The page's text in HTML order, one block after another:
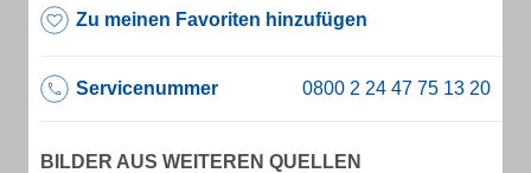
Zu meinen Favoriten hinzufügen
Servicenummer
BILDER AUS WEITEREN QUELLEN